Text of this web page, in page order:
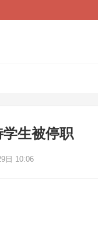
生被停职
日 10:06